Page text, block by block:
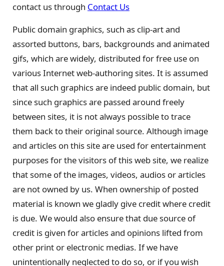
contact us through Contact Us
Public domain graphics, such as clip-art and
assorted buttons, bars, backgrounds and animated
gifs, which are widely, distributed for free use on
various Internet web-authoring sites. It is assumed
that all such graphics are indeed public domain, but
since such graphics are passed around freely
between sites, it is not always possible to trace
them back to their original source. Although image
and articles on this site are used for entertainment
purposes for the visitors of this web site, we realize
that some of the images, videos, audios or articles
are not owned by us. When ownership of posted
material is known we gladly give credit where credit
is due. We would also ensure that due source of
credit is given for articles and opinions lifted from
other print or electronic medias. If we have
unintentionally neglected to do so, or if you wish